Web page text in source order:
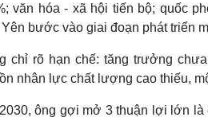
văn hóa - xã hội tiến bộ; quốc
bước vào giai đoạn phát triển
chỉ rõ hạn chế: tăng trưởng
nhân lực chất lượng cao thiếu,
ông gợi mở 3 thuận lợi lớn